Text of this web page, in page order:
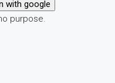
with google
purpose.